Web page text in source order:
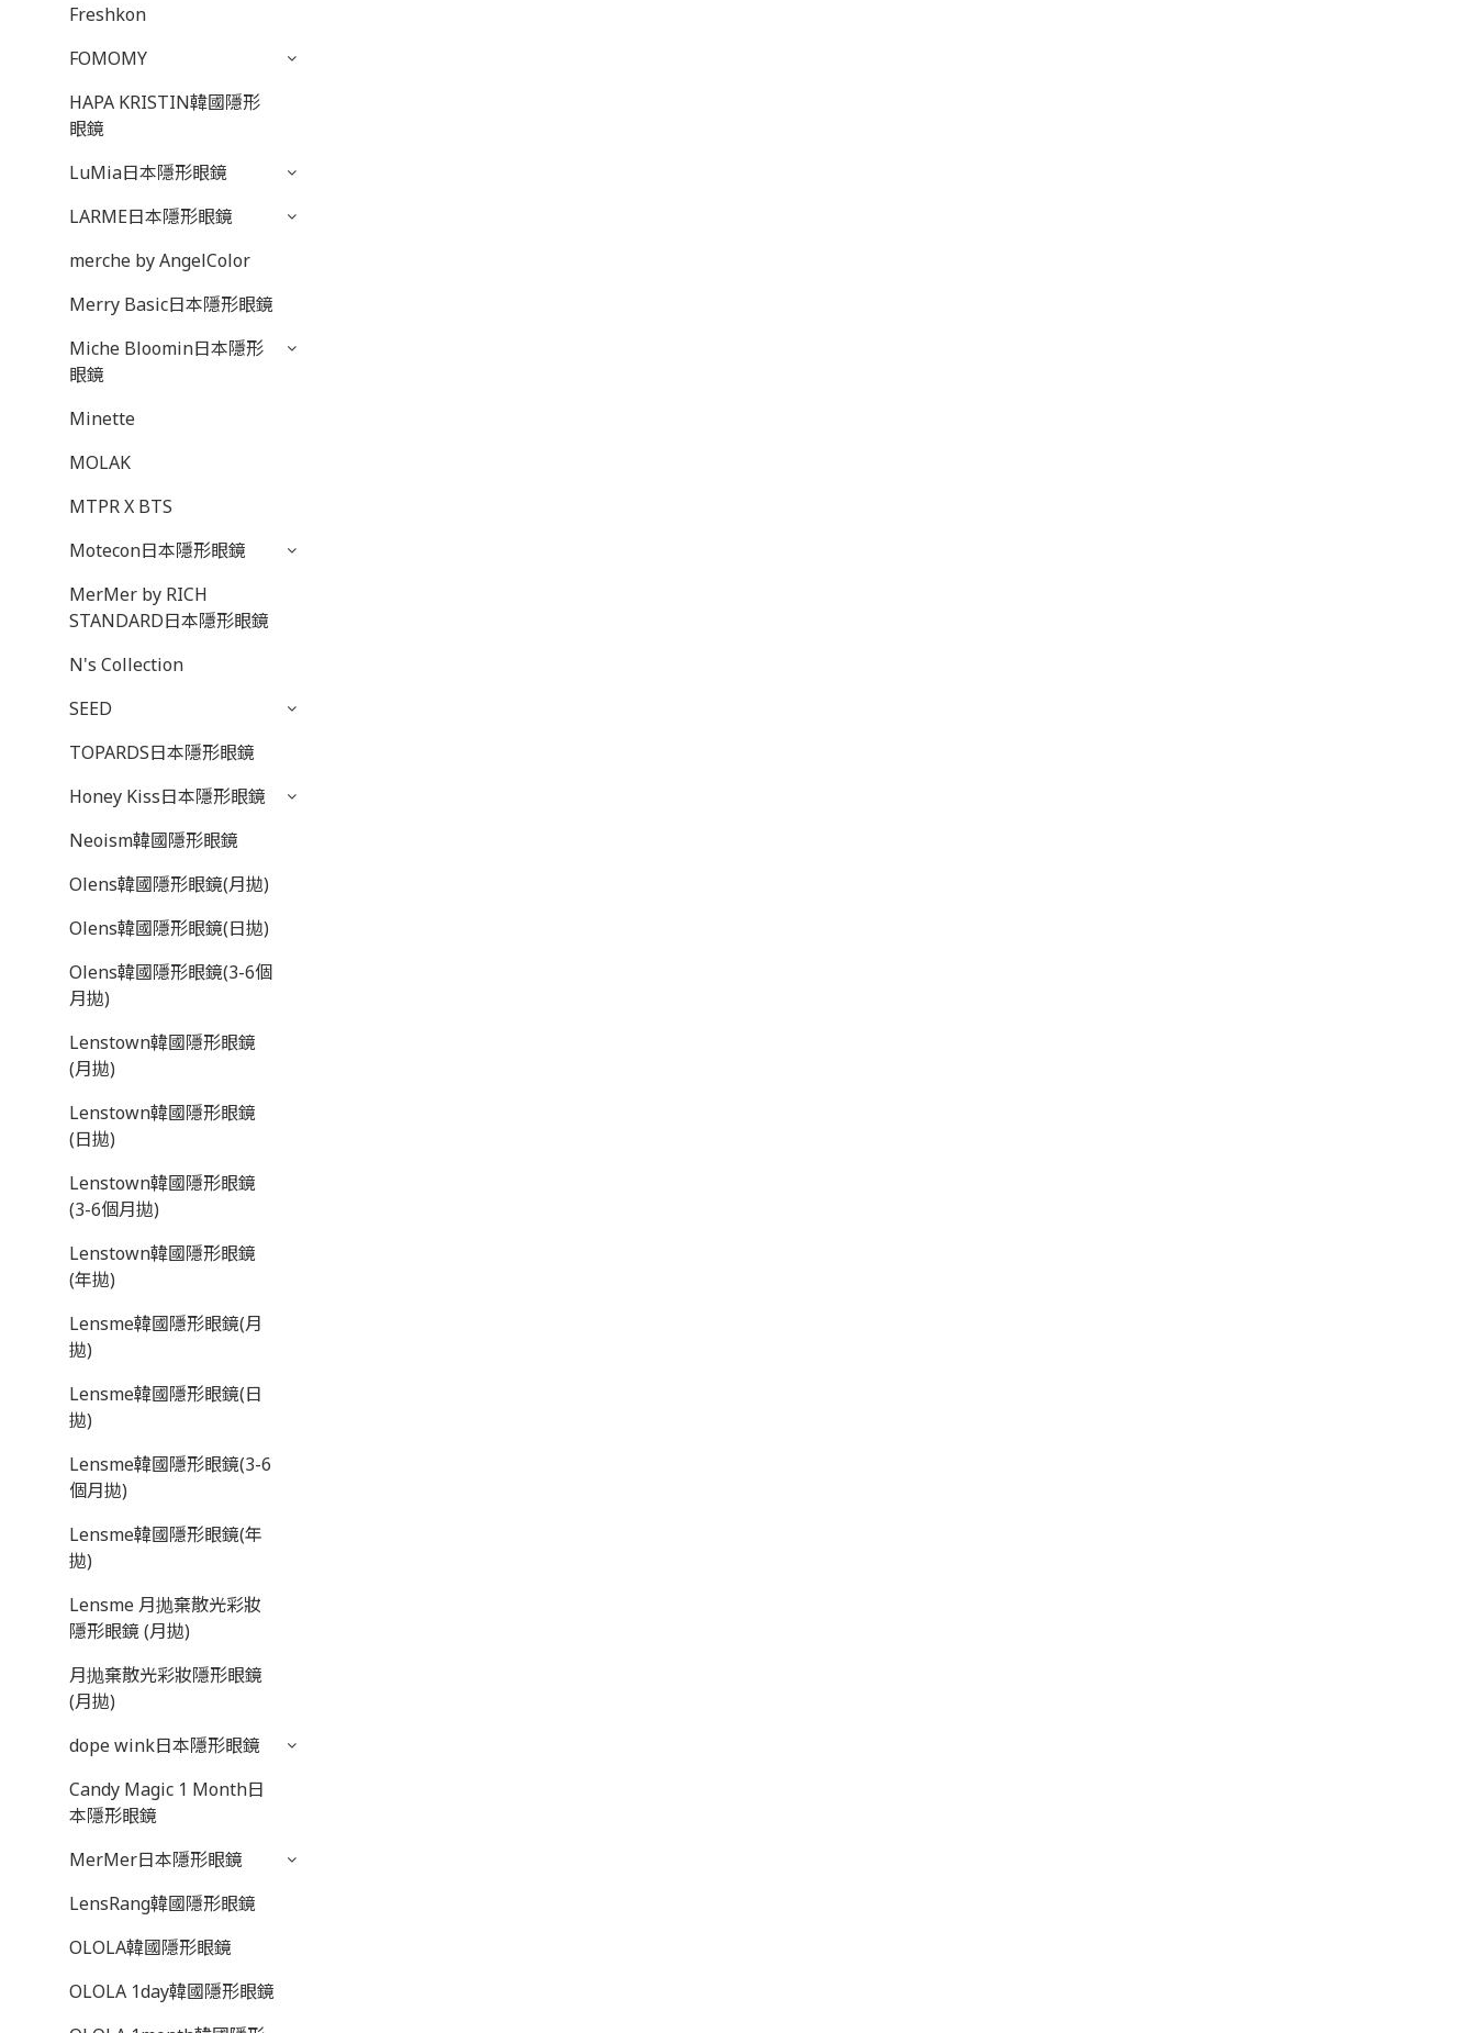
Freshkon
FOMOMY
HAPA KRISTIN韓國隱形
眼鏡
LuMia日本隱形眼鏡
LARME日本隱形眼鏡
merche by AngelColor
Merry Basic日本隱形眼鏡
Miche Bloomin日本隱形
眼鏡
Minette
MOLAK
MTPR X BTS
Motecon日本隱形眼鏡
MerMer by RICH
STANDARD日本隱形眼鏡
N's Collection
SEED
TOPARDS日本隱形眼鏡
Honey Kiss日本隱形眼鏡
Neoism韓國隱形眼鏡
Olens韓國隱形眼鏡(月拋)
Olens韓國隱形眼鏡(日拋)
Olens韓國隱形眼鏡(3-6個
月拋)
Lenstown韓國隱形眼鏡
(月拋)
Lenstown韓國隱形眼鏡
(日拋)
Lenstown韓國隱形眼鏡
(3-6個月拋)
Lenstown韓國隱形眼鏡
(年拋)
Lensme韓國隱形眼鏡(月
拋)
Lensme韓國隱形眼鏡(日
拋)
Lensme韓國隱形眼鏡(3-6
個月拋)
Lensme韓國隱形眼鏡(年
拋)
Lensme 月抛棄散光彩妝
隱形眼鏡 (月拋)
月抛棄散光彩妝隱形眼鏡
(月拋)
dope wink日本隱形眼鏡
Candy Magic 1 Month日
本隱形眼鏡
MerMer日本隱形眼鏡
LensRang韓國隱形眼鏡
OLOLA韓國隱形眼鏡
OLOLA 1day韓國隱形眼鏡